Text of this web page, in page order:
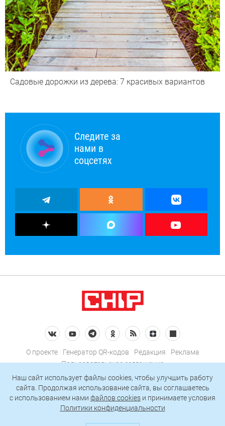
Садовые дорожки из дерева: 7 красивых вариантов
Следите за
нами в
соцсетях
О проекте Генератор QR-кодов Редакция
Реклама
Пользовательское соглашение
Политика конфиденциальности
Подписаться на рассылку
Наш сайт использует файлы cookies, чтобы улучшить работу
сайта. Продолжая использование сайта, вы соглашаетесь
c использованием нами файлов cookies и принимаете условия
Политики конфиденциальности